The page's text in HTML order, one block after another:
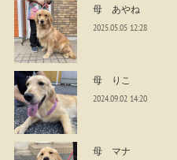
母 あやね
2025.05.05 12:28
母 りこ
2024.09.02 14:20
母 マナ